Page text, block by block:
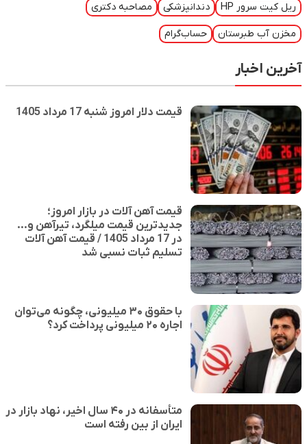
ریل کیت سرور HP دندانپزشکی مصاحبه دکتری
مخزن آب طبرستان حساب‌گرام
آخرین اخبار
قیمت دلار امروز شنبه 17 مرداد 1405
قیمت آهن آلات در بازار امروز؛
جدیدترین قیمت میلگرد، تیرآهن و...
در 17 مرداد 1405 / قیمت آهن آلات
تسلیم ثبات نسبی شد
با حقوق ۳۰ میلیونی، چگونه می‌توان
اجاره‌ ۲۰ میلیونی پرداخت کرد؟
متأسفانه در ۴۰ سال اخیر، نهاد بازار در
ایران از بین رفته است